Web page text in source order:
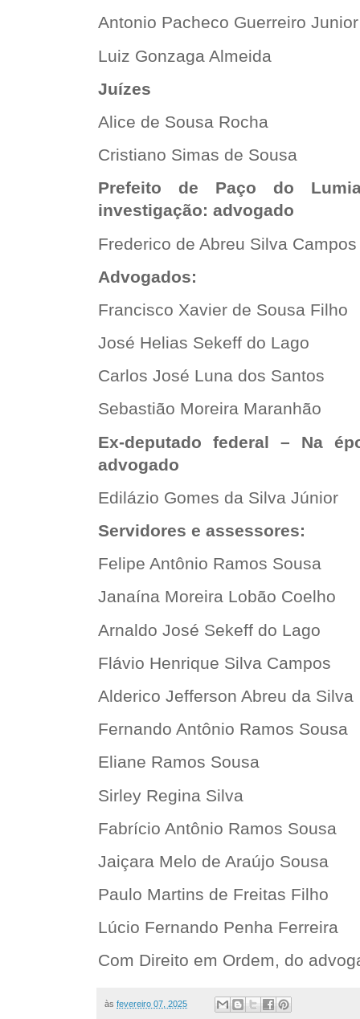
Antonio Pacheco Guerreiro Junior
Luiz Gonzaga Almeida
Juízes
Alice de Sousa Rocha
Cristiano Simas de Sousa
Prefeito de Paço do
investigação: advogado
Frederico de Abreu Silva Campos
Advogados:
Francisco Xavier de Sousa Filho
José Helias Sekeff do Lago
Carlos José Luna dos Santos
Sebastião Moreira Maranhão
Ex-deputado federal – Na
advogado
Edilázio Gomes da Silva Júnior
Servidores e assessores:
Felipe Antônio Ramos Sousa
Janaína Moreira Lobão Coelho
Arnaldo José Sekeff do Lago
Flávio Henrique Silva Campos
Alderico Jefferson Abreu da Silva
Fernando Antônio Ramos Sousa
Eliane Ramos Sousa
Sirley Regina Silva
Fabrício Antônio Ramos Sousa
Jaiçara Melo de Araújo Sousa
Paulo Martins de Freitas Filho
Lúcio Fernando Penha Ferreira
Com Direito em Ordem, do
às fevereiro 07, 2025